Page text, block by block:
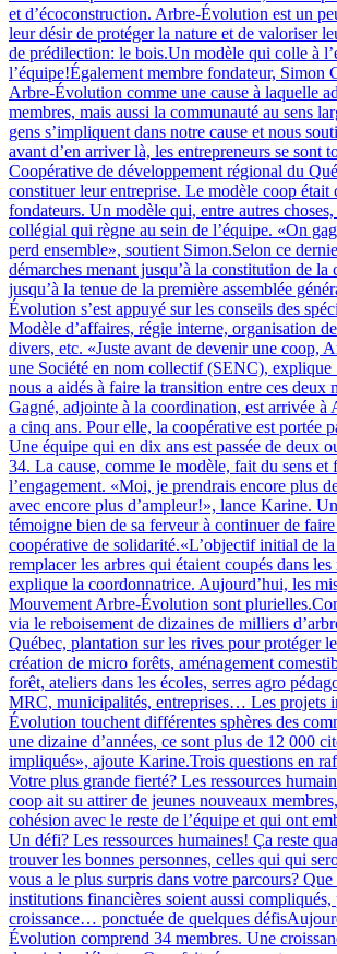
et d’écoconstruction. Arbre-Évolution est un
leur désir de protéger la nature et de valoriser
de prédilection: le bois.Un modèle qui colle à
l’équipe!Également membre fondateur, Simon
Arbre-Évolution comme une cause à laquelle
membres, mais aussi la communauté au sens
gens s’impliquent dans notre cause et nous
avant d’en arriver là, les entrepreneurs se sont
Coopérative de développement régional du
constituer leur entreprise. Le modèle coop était
fondateurs. Un modèle qui, entre autres
collégial qui règne au sein de l’équipe. «On
perd ensemble», soutient Simon.Selon ce
démarches menant jusqu’à la constitution de la
jusqu’à la tenue de la première assemblée
Évolution s’est appuyé sur les conseils des
Modèle d’affaires, régie interne, organisation
divers, etc. «Juste avant de devenir une coop,
une Société en nom collectif (SENC),
nous a aidés à faire la transition entre ces deux
Gagné, adjointe à la coordination, est arrivée
a cinq ans. Pour elle, la coopérative est portée
Une équipe qui en dix ans est passée de deux
34. La cause, comme le modèle, fait du sens et
l’engagement. «Moi, je prendrais encore plus
avec encore plus d’ampleur!», lance Karine.
témoigne bien de sa ferveur à continuer de
coopérative de solidarité.«L’objectif initial de
remplacer les arbres qui étaient coupés dans
explique la coordonnatrice. Aujourd’hui, les
Mouvement Arbre-Évolution sont
via le reboisement de dizaines de milliers
Québec, plantation sur les rives pour protéger
création de micro forêts, aménagement
forêt, ateliers dans les écoles, serres agro
MRC, municipalités, entreprises… Les projets
Évolution touchent différentes sphères des
une dizaine d’années, ce sont plus de 12 000
impliqués», ajoute Karine.Trois questions en
Votre plus grande fierté? Les ressources
coop ait su attirer de jeunes nouveaux
cohésion avec le reste de l’équipe et qui ont
Un défi? Les ressources humaines! Ça reste
trouver les bonnes personnes, celles qui qui
vous a le plus surpris dans votre parcours?
institutions financières soient aussi
croissance… ponctuée de quelques
Évolution comprend 34 membres. Une